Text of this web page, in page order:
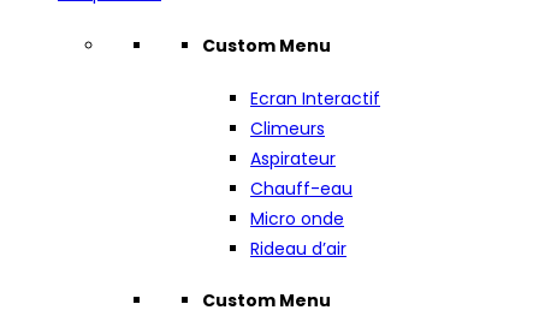
Custom Menu
Ecran Interactif
Climeurs
Aspirateur
Chauff-eau
Micro onde
Rideau d’air
Custom Menu